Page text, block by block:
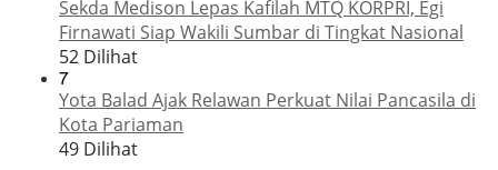
Sekda Medison Lepas Kafilah MTQ KORPRI, Egi
Firnawati Siap Wakili Sumbar di Tingkat Nasional
52 Dilihat
7
Yota Balad Ajak Relawan Perkuat Nilai Pancasila di
Kota Pariaman
49 Dilihat